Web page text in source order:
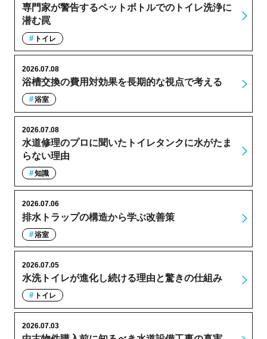
専門家が警告するペットボトルでのトイレ洗浄に
潜む罠
トイレ
浴槽交換の費用対効果を長期的な視点で考える
2026.07.08
浴室
水道修理のプロに聞いたトイレタンクに水がたま
らない理由
2026.07.08
知識
排水トラップの構造から学ぶ改善策
2026.07.06
浴室
水洗トイレが進化し続ける理由と驚きの仕組み
2026.07.05
トイレ
2026.07.03